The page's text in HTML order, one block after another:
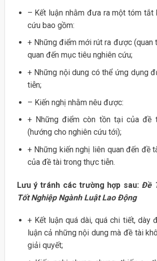
– Kết luận nhằm đưa ra một tóm tắt
cứu bao gồm:
+ Những điểm mới rút ra được (quan
quan đến mục tiêu nghiên cứu;
+ Những nội dung có thể ứng dụng
tiễn;
– Kiến nghị nhằm nêu được:
+ Những điểm còn tồn tại của đề
(hướng cho nghiên cứu tới);
+ Những kiến nghị liên quan đến đề
của đề tài trong thực tiễn.
Lưu ý tránh các trường hợp sau: Đề
Tốt Nghiệp Ngành Luật Lao Động
+ Kết luận quá dài, quá chi tiết, dày
luận cả những nội dung mà đề tài
giải quyết;